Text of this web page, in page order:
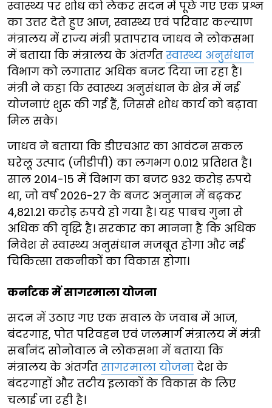
स्वास्थ्य पर शोध को लेकर सदन में पूछे गए एक प्रश्न
का उत्तर देते हुए आज, स्वास्थ्य एवं परिवार कल्याण
मंत्रालय में राज्य मंत्री प्रतापराव जाधव ने लोकसभा
में बताया कि मंत्रालय के अंतर्गत स्वास्थ्य अनुसंधान
विभाग को लगातार अधिक बजट दिया जा रहा है।
मंत्री ने कहा कि स्वास्थ्य अनुसंधान के क्षेत्र में नई
योजनाएं शुरू की गई हैं, जिससे शोध कार्य को बढ़ावा
मिल सके।
जाधव ने बताया कि डीएचआर का आवंटन सकल
घरेलू उत्पाद (जीडीपी) का लगभग 0.012 प्रतिशत है।
साल 2014-15 में विभाग का बजट 932 करोड़ रुपये
था, जो वर्ष 2026-27 के बजट अनुमान में बढ़कर
4,821.21 करोड़ रुपये हो गया है। यह पाबच गुना से
अधिक की वृद्धि है। सरकार का मानना है कि अधिक
निवेश से स्वास्थ्य अनुसंधान मजबूत होगा और नई
चिकित्सा तकनीकों का विकास होगा।
कर्नाटक में सागरमाला योजना
सदन में उठाए गए एक सवाल के जवाब में आज,
बंदरगाह, पोत परिवहन एवं जलमार्ग मंत्रालय में मंत्री
सर्बानंद सोनोवाल ने लोकसभा में बताया कि
मंत्रालय के अंतर्गत सागरमाला योजना देश के
बंदरगाहों और तटीय इलाकों के विकास के लिए
चलाई जा रही है।